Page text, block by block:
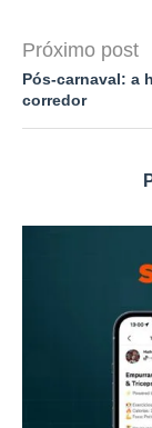
Próximo post
Pós-carnaval: a
corredor